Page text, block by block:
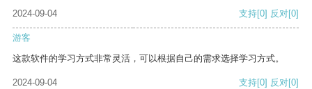
2024-09-04
支持[0] 反对[0]
游客
这款软件的学习方式非常灵活，可以根据自己的需求选择学习方式。
2024-09-04 支持[0] 反对[0]